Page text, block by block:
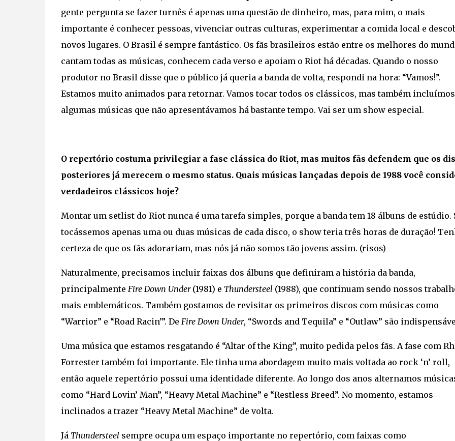
gente pergunta se fazer turnês é apenas uma questão de dinheiro, mas, para mim, o mais
importante é conhecer pessoas, vivenciar outras culturas, experimentar a comida local e
novos lugares. O Brasil é sempre fantástico. Os fãs brasileiros estão entre os melhores do
cantam todas as músicas, conhecem cada verso e apoiam o Riot há décadas. Quando o nosso
produtor no Brasil disse que o público já queria a banda de volta, respondi na hora: “Vamos!”.
Estamos muito animados para retornar. Vamos tocar todos os clássicos, mas também incluímos
algumas músicas que não apresentávamos há bastante tempo. Vai ser um show especial.
O repertório costuma privilegiar a fase clássica do Riot, mas muitos fãs defendem que os
posteriores já merecem o mesmo status. Quais músicas lançadas depois de 1988 você
verdadeiros clássicos hoje?
Montar um setlist do Riot nunca é uma tarefa simples, porque a banda tem 18 álbuns de estúdio.
tocássemos apenas uma ou duas músicas de cada disco, o show teria três horas de duração!
certeza de que os fãs adorariam, mas nós já não somos tão jovens assim. (risos)
Naturalmente, precisamos incluir faixas dos álbuns que definiram a história da banda,
principalmente Fire Down Under(1981) e Thundersteel(1988), que continuam sendo nossos
mais emblemáticos. Também gostamos de revisitar os primeiros discos com músicas como
“Warrior” e “Road Racin’”. De Fire Down Under, “Swords and Tequila” e “Outlaw” são
Uma música que estamos resgatando é “Altar of the King”, muito pedida pelos fãs. A fase com
Forrester também foi importante. Ele tinha uma abordagem muito mais voltada ao rock ‘n’ roll,
então aquele repertório possui uma identidade diferente. Ao longo dos anos alternamos
como “Hard Lovin’ Man”, “Heavy Metal Machine” e “Restless Breed”. No momento, estamos
inclinados a trazer “Heavy Metal Machine” de volta.
Já Thundersteelsempre ocupa um espaço importante no repertório, com faixas como